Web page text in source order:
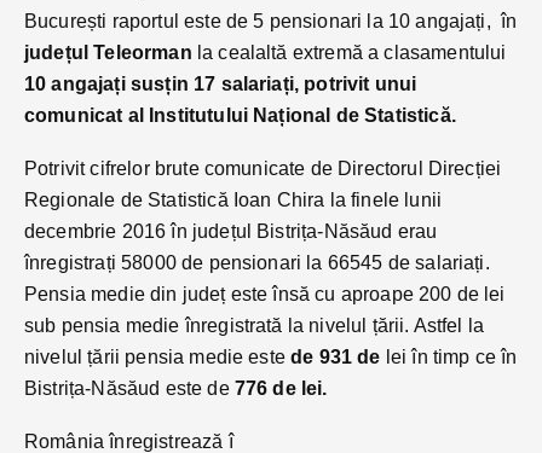
București raportul este de 5 pensionari la 10 angajați, în
județul Teleorman la cealaltă extremă a clasamentului
10 angajați susțin 17 salariați, potrivit unui
comunicat al Institutului Național de Statistică.
Potrivit cifrelor brute comunicate de Directorul Direcției
Regionale de Statistică Ioan Chira la finele lunii
decembrie 2016 în județul Bistrița-Năsăud erau
înregistrați 58000 de pensionari la 66545 de salariați.
Pensia medie din județ este însă cu aproape 200 de lei
sub pensia medie înregistrată la nivelul țării. Astfel la
nivelul țării pensia medie estede 931 de lei în timp ce în
Bistrița-Năsăud este de 776 de lei.
România înregistrează î